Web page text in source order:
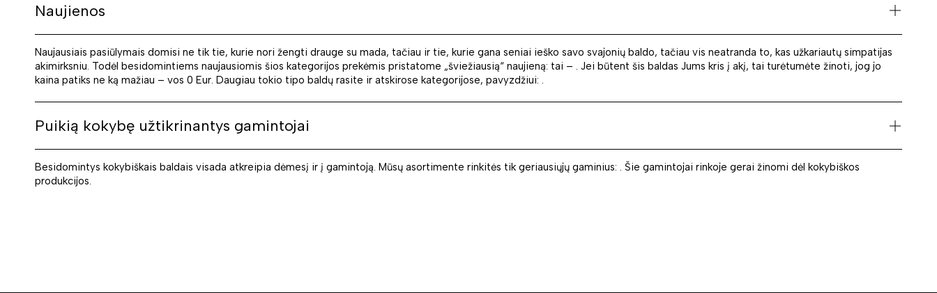
Naujienos
Naujausiais pasiūlymais domisi ne tik tie, kurie nori žengti drauge su mada, tačiau ir tie, kurie gana seniai ieško savo svajonių baldo, tačiau vis neatranda to, kas užkariautų simpatijas
akimirksniu. Todėl besidomintiems naujausiomis šios kategorijos prekėmis pristatome „šviežiausią“ naujieną: tai – . Jei būtent šis baldas Jums kris į akį, tai turėtumėte žinoti, jog jo
kaina patiks ne ką mažiau – vos 0 Eur. Daugiau tokio tipo baldų rasite ir atskirose kategorijose, pavyzdžiui: .
Puikią kokybę užtikrinantys gamintojai
Besidomintys kokybiškais baldais visada atkreipia dėmesį ir į gamintoją. Mūsų asortimente rinkitės tik geriausiųjų gaminius: . Šie gamintojai rinkoje gerai žinomi dėl kokybiškos
produkcijos.